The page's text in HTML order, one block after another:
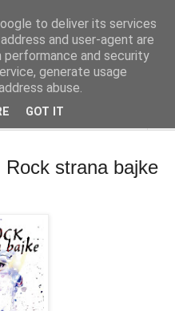
5632
Rock strana bajke
to deliver its services
and user-agent are
performance and security
generate usage
abuse.
GOT IT